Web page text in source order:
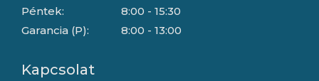
Péntek:
Garancia (P):
8:00 - 15:30
8:00 - 13:00
Kapcsolat